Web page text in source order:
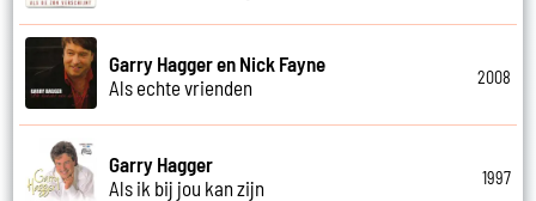
Garry Hagger en Nick Fayne
Als echte vrienden
2008
Garry Hagger
Als ik bij jou kan zijn
1997